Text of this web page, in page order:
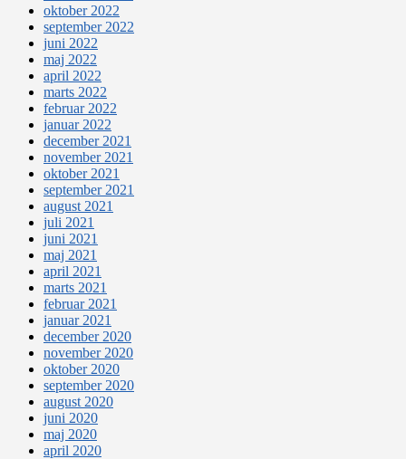
oktober 2022
september 2022
juni 2022
maj 2022
april 2022
marts 2022
februar 2022
januar 2022
december 2021
november 2021
oktober 2021
september 2021
august 2021
juli 2021
juni 2021
maj 2021
april 2021
marts 2021
februar 2021
januar 2021
december 2020
november 2020
oktober 2020
september 2020
august 2020
juni 2020
maj 2020
april 2020